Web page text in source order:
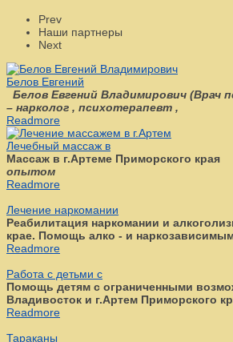
Prev
Наши партнеры
Next
Белов Евгений
Белов Евгений Владимирович (Врач
– нарколог , психотерапевт ,
Readmore
Лечебный массаж в
Массаж в г.Артеме Приморского края
опытом
Readmore
Лечение наркомании
Реабилитация наркомании и
крае. Помощь алко - и
Readmore
Работа с детьми с
Помощь детям с ограниченными
Владивосток и г.Артем Приморского
Readmore
Тараканы